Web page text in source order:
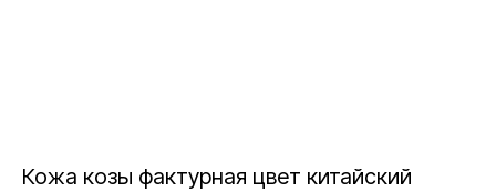
Кожа козы фактурная цвет китайский